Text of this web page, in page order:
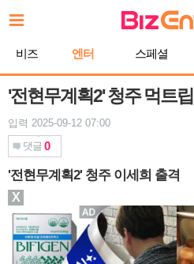
문
비즈 엔터 스페셜
'전현무계획2' 청주 먹트립
입력 2025-09-12 07:00
댓글 0
'전현무계획2' 청주 이세희 출격
X